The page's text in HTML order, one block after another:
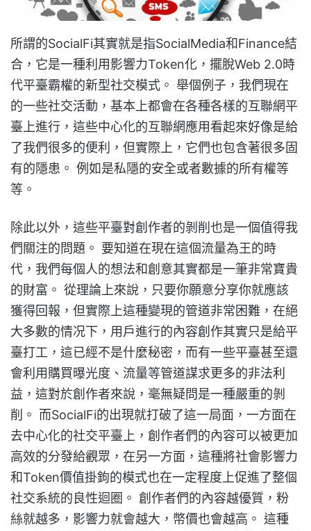
所謂的SocialFi其實就是指SocialMedia和Finance結
合，它是一種利用影響力Token化，擺脫Web 2.0時
代平臺霸權的新型社交模式。 舉個例子，我們現在
的一些社交活動，基本上都會在各種各樣的互聯網平
臺上進行，這些中心化的互聯網應用看起來好像是給
了我們很多的便利，但實際上，它們也包含著很多固
有的隱患。 例如是私隱的安全或者數據的所有權等
等。
除此以外，這些平臺對創作者的剝削也是一個值得我
們關注的問題。 要知道在現在這個流量為王的時
代，我們每個人的想法和創意其實都是一筆非常寶貴
的財富。 從理論上來說，只要你願意分享你就應該
獲得回報，但實際上這種變現的管道非常困難，在絕
大多數的情况下，用戶進行的內容創作其實只是給平
臺打工，這已經不是什麼秘密，而有一些平臺甚至還
會利用購買曝光度、流量等管道謀求更多的非法利
益，這對於創作者來說，毫無疑問是一種嚴重的剝
削。 而SocialFi的出現就打破了這一局面，一方面在
去中心化的社交平臺上，創作者們的內容可以被更加
高效的分發給觀眾，在另一方面，這種將社會影響力
和Token價值掛鉤的模式也在一定程度上促進了整個
社交系統的良性迴圈。 創作者們的內容越優質，粉
絲就越多，影響力就會越大，幣價也會越高。 這種